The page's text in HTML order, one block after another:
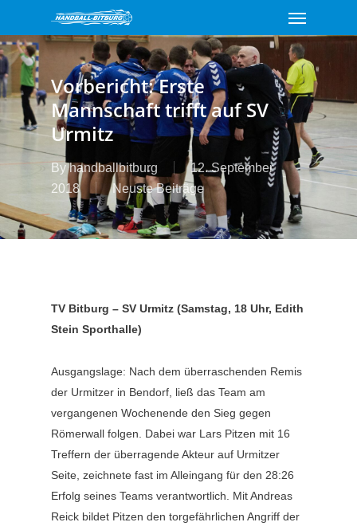
main
content
Menu
Vorbericht: Erste
Mannschaft trifft auf SV
Urmitz
By handballbitburg
12. September
2018
Neuste Beiträge
TV Bitburg – SV Urmitz (Samstag, 18 Uhr, Edith
Stein Sporthalle)
Ausgangslage: Nach dem überraschenden Remis
der Urmitzer in Bendorf, ließ das Team am
vergangenen Wochenende den Sieg gegen
Römerwall folgen. Dabei war Lars Pitzen mit 16
Treffern der überragende Akteur auf Urmitzer
Seite, zeichnete fast im Alleingang für den 28:26
Erfolg seines Teams verantwortlich. Mit Andreas
Reick bildet Pitzen den torgefährlichen Angriff der